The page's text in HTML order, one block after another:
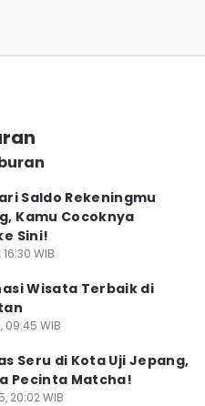
Saldo Rekeningmu
Kamu Cocoknya
Sini!
WIB
Wisata Terbaik di
09:45 WIB
Seru di Kota Uji Jepang,
Pecinta Matcha!
20:02 WIB